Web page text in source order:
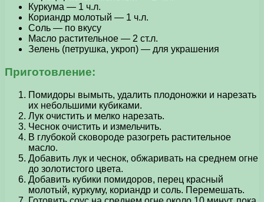
Куркума — 1 ч.л.
Кориандр молотый — 1 ч.л.
Соль — по вкусу
Масло растительное — 2 ст.л.
Зелень (петрушка, укроп) — для украшения
Приготовление:
Помидоры вымыть, удалить плодоножки и нарезать
их небольшими кубиками.
Лук очистить и мелко нарезать.
Чеснок очистить и измельчить.
В глубокой сковороде разогреть растительное
масло.
Добавить лук и чеснок, обжаривать на среднем огне
до золотистого цвета.
Добавить кубики помидоров, перец красный
молотый, куркуму, кориандр и соль. Перемешать.